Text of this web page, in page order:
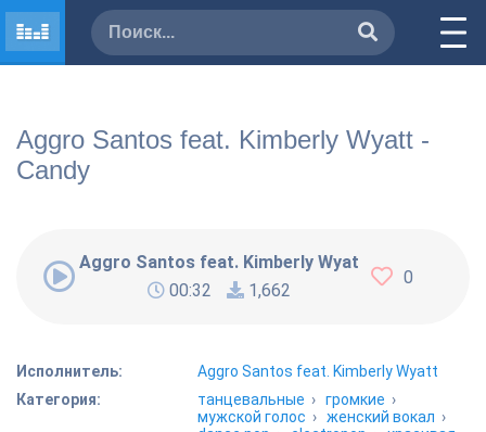
Aggro Santos feat. Kimberly Wyatt -
Candy
Aggro Santos feat. Kimberly Wyatt - Candy
00:32
1,662
0
Исполнитель:
Aggro Santos feat. Kimberly Wyatt
Категория:
танцевальные ›громкие ›
мужской голос ›женский вокал ›